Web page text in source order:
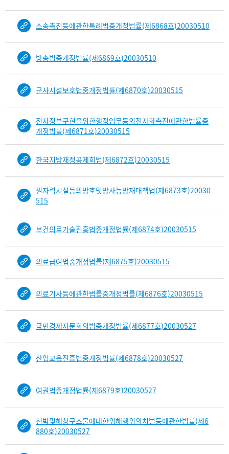
소송촉진등에관한특례법중개정법률(제6868호)20030510
방송법중개정법률(제6869호)20030510
군사시설보호법중개정법률(제6870호)20030515
전자정부구현을위한행정업무등의전자화촉진에관한법률중
개정법률(제6871호)20030515
한국지방재정공제회법(제6872호)20030515
원자력시설등의방호및방사능방재대책법(제6873호)20030
515
보건의료기술진흥법중개정법률(제6874호)20030515
의료급여법중개정법률(제6875호)20030515
의료기사등에관한법률중개정법률(제6876호)20030515
국민경제자문회의법중개정법률(제6877호)20030527
산업교육진흥법중개정법률(제6878호)20030527
여권법중개정법률(제6879호)20030527
선박및해상구조물에대한위해행위의처벌등에관한법률(제6
880호)20030527